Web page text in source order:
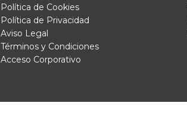
Política de Cookies
Política de Privacidad
Aviso Legal
Términos y Condiciones
Acceso Corporativo